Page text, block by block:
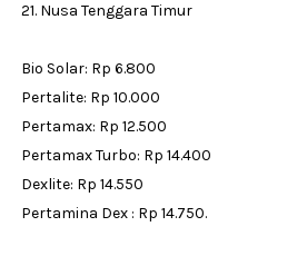
21. Nusa Tenggara Timur
Bio Solar: Rp 6.800
Pertalite: Rp 10.000
Pertamax: Rp 12.500
Pertamax Turbo: Rp 14.400
Dexlite: Rp 14.550
Pertamina Dex : Rp 14.750.